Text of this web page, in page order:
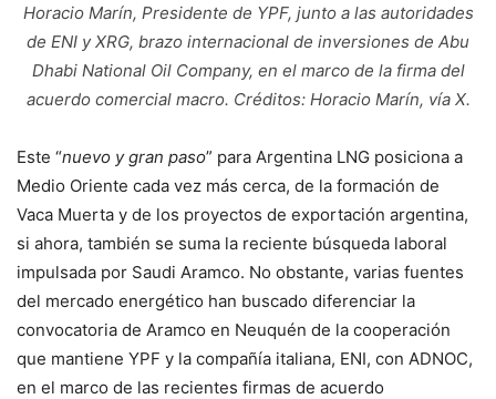
Horacio Marín, Presidente de YPF, junto a las autoridades
de ENI y XRG, brazo internacional de inversiones de Abu
Dhabi National Oil Company, en el marco de la firma del
acuerdo comercial macro. Créditos: Horacio Marín, vía X.
Este “nuevo y gran paso” para Argentina LNG posiciona a
Medio Oriente cada vez más cerca, de la formación de
Vaca Muerta y de los proyectos de exportación argentina,
si ahora, también se suma la reciente búsqueda laboral
impulsada por Saudi Aramco. No obstante, varias fuentes
del mercado energético han buscado diferenciar la
convocatoria de Aramco en Neuquén de la cooperación
que mantiene YPF y la compañía italiana, ENI, con ADNOC,
en el marco de las recientes firmas de acuerdo